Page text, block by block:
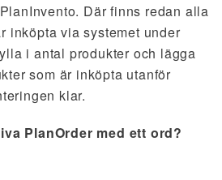
Där finns redan alla
inköpta via systemet under
i antal produkter och lägga
som är inköpta utanför
klar.
PlanOrder med ett ord?